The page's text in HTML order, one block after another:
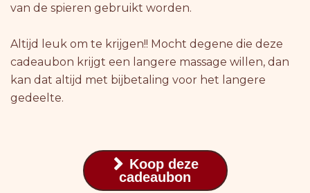
van de spieren gebruikt worden.
Altijd leuk om te krijgen!! Mocht degene die deze
cadeaubon krijgt een langere massage willen, dan
kan dat altijd met bijbetaling voor het langere
gedeelte.
 Koop deze
cadeaubon